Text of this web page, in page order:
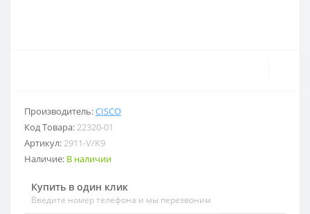
Производитель:CISCO
Код Товара:22320-01
Артикул:2911-V/K9
Наличие: В наличии
Купить в один клик
Введите номер телефона и мы перезвоним